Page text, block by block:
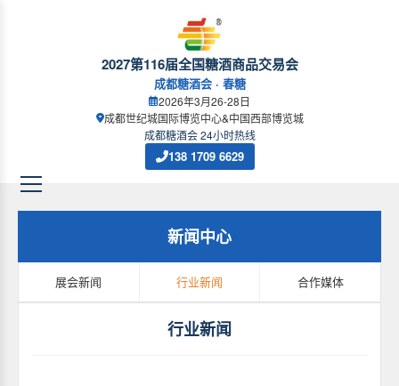
2027第116届全国糖酒商品交易会
成都糖酒会 · 春糖
2026年3月26-28日
成都世纪城国际博览中心&中国西部博览城
成都糖酒会 24小时热线
138 1709 6629
新闻中心
展会新闻 行业新闻 合作媒体
行业新闻